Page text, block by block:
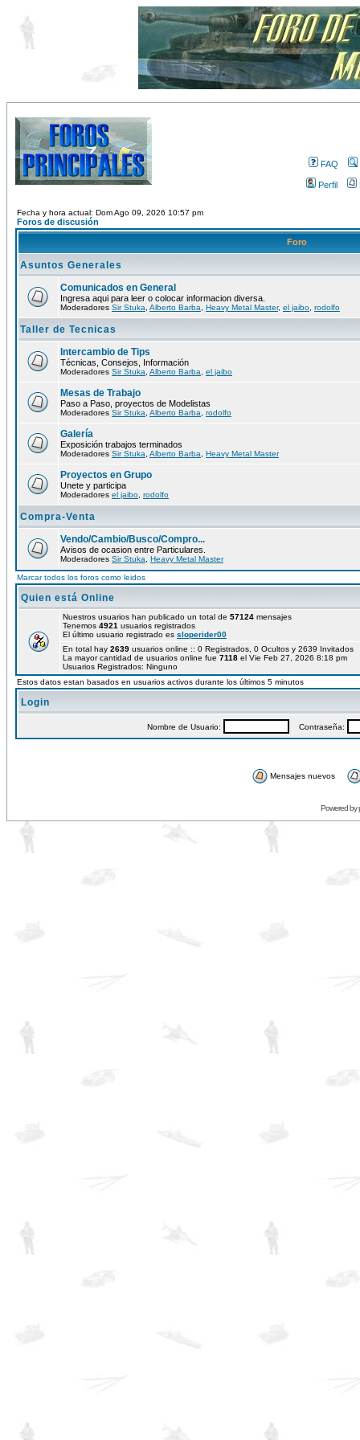
FAQ
Perfil
Fecha y hora actual: Dom Ago 09, 2026 10:57 pm
Foros de discusión
Foro
Asuntos Generales
Comunicados en General
Ingresa aqui para leer o colocar informacion diversa.
Moderadores Sir Stuka Alberto Barba Heavy Metal Master, el jaibo rodolfo
Taller de Tecnicas
Intercambio de Tips
Técnicas, Consejos, Información
Moderadores Sir Stuka Alberto Barba el jaibo
Mesas de Trabajo
Paso a Paso, proyectos de Modelistas
Moderadores Sir Stuka Alberto Barba rodolfo
Galería
Exposición trabajos terminados
Moderadores Sir Stuka Alberto Barba Heavy Metal Master
Proyectos en Grupo
Unete y participa
Moderadores el jaibo rodolfo
Compra-Venta
Vendo/Cambio/Busco/Compro...
Avisos de ocasion entre Particulares.
Moderadores Sir Stuka Heavy Metal Master
Marcar todos los foros como leidos
Quien está Online
Nuestros usuarios han publicado un total de 57124 mensajes
Tenemos 4921 usuarios registrados
El último usuario registrado es sloperider00
En total hay 2639 usuarios online :: 0 Registrados, 0 Ocultos y 2639
La mayor cantidad de usuarios online fue 7118 el Vie Feb 27, 2026 8:18 pm
Usuarios Registrados: Ninguno
Estos datos estan basados en usuarios activos durante los últimos 5 minutos
Login
Nombre de Usuario: Contraseña:
Mensajes nuevos
Powered by